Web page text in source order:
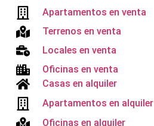
Apartamentos en venta
Terrenos en venta
Locales en venta
Oficinas en venta
Casas en alquiler
Apartamentos en alquiler
Oficinas en alquiler